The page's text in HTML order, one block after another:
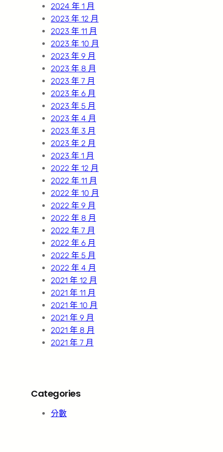
2024 年 1 月
2023 年 12 月
2023 年 11 月
2023 年 10 月
2023 年 9 月
2023 年 8 月
2023 年 7 月
2023 年 6 月
2023 年 5 月
2023 年 4 月
2023 年 3 月
2023 年 2 月
2023 年 1 月
2022 年 12 月
2022 年 11 月
2022 年 10 月
2022 年 9 月
2022 年 8 月
2022 年 7 月
2022 年 6 月
2022 年 5 月
2022 年 4 月
2021 年 12 月
2021 年 11 月
2021 年 10 月
2021 年 9 月
2021 年 8 月
2021 年 7 月
Categories
分數